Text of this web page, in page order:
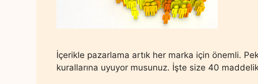
İçerikle pazarlama artık her marka için önemli.
kurallarına uyuyor musunuz. İşte size 40